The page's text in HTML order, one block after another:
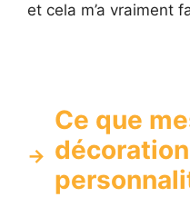
et cela m’a vraiment
Ce que